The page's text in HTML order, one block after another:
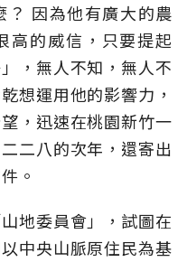
？ 因為他有廣大的農
高的威信，只要提起
，無人不知，無人不
想運用他的影響力，
，迅速在桃園新竹一
二八的次年，還寄出
。
地委員會」，試圖在
中央山脈原住民為基